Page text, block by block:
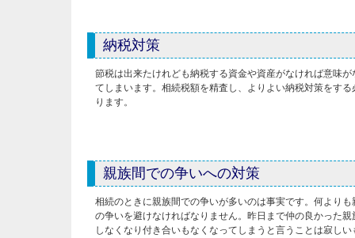
納税対策
節税は出来たけれども納税する資金や資産がなければ意味が
てしまいます。相続税額を精査し、よりよい納税対策をする
ります。
親族間での争いへの対策
相続のときに親族間での争いが多いのは事実です。何よりも
の争いを避けなければなりません。昨日まで仲の良かった親
しなくなり付き合いもなくなってしまうと言うことは寂しい